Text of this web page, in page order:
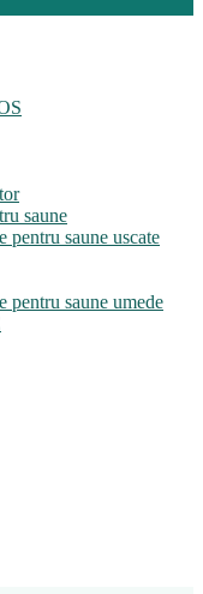
saune
pentru saune uscate
pentru saune umede